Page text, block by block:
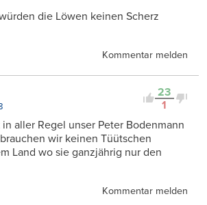
die Löwen keinen Scherz
Kommentar melden
23
1
aller Regel unser Peter Bodenmann
wir keinen Tüütschen
Land wo sie ganzjährig nur den
Kommentar melden